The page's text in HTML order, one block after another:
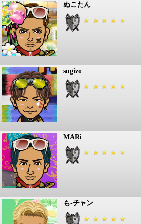
ぬこたん
sugizo
MARi
も-チャン